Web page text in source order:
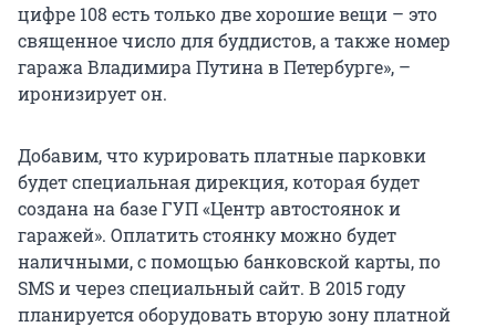
цифре 108 есть только две хорошие вещи – это
священное число для буддистов, а также номер
гаража Владимира Путина в Петербурге», –
иронизирует он.
Добавим, что курировать платные парковки
будет специальная дирекция, которая будет
создана на базе ГУП «Центр автостоянок и
гаражей». Оплатить стоянку можно будет
наличными, с помощью банковской карты, по
SMS и через специальный сайт. В 2015 году
планируется оборудовать вторую зону платной